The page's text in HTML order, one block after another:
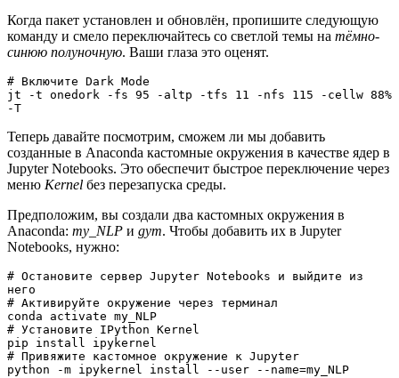
Когда пакет установлен и обновлён, пропишите следующую
команду и смело переключайтесь со светлой темы на тёмно-
синюю полуночную. Ваши глаза это оценят.
# Включите Dark Mode
jt -t onedork -fs 95 -altp -tfs 11 -nfs 115 -cellw 88%
-T
Теперь давайте посмотрим, сможем ли мы добавить
созданные в Anaconda кастомные окружения в качестве ядер в
Jupyter Notebooks. Это обеспечит быстрое переключение через
меню Kernel без перезапуска среды.
Предположим, вы создали два кастомных окружения в
Anaconda: my_NLP и gym. Чтобы добавить их в Jupyter
Notebooks, нужно:
# Остановите сервер Jupyter Notebooks и выйдите из
него
# Активируйте окружение через терминал
conda activate my_NLP
# Установите IPython Kernel
pip install ipykernel
# Привяжите кастомное окружение к Jupyter
python -m ipykernel install --user --name=my_NLP